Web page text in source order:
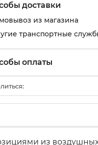
доставки
из магазина
транспортные
оплаты
из